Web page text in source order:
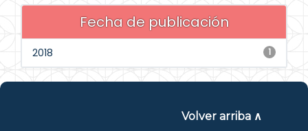
Fecha de publicación
1
2018
Volver arriba ∧